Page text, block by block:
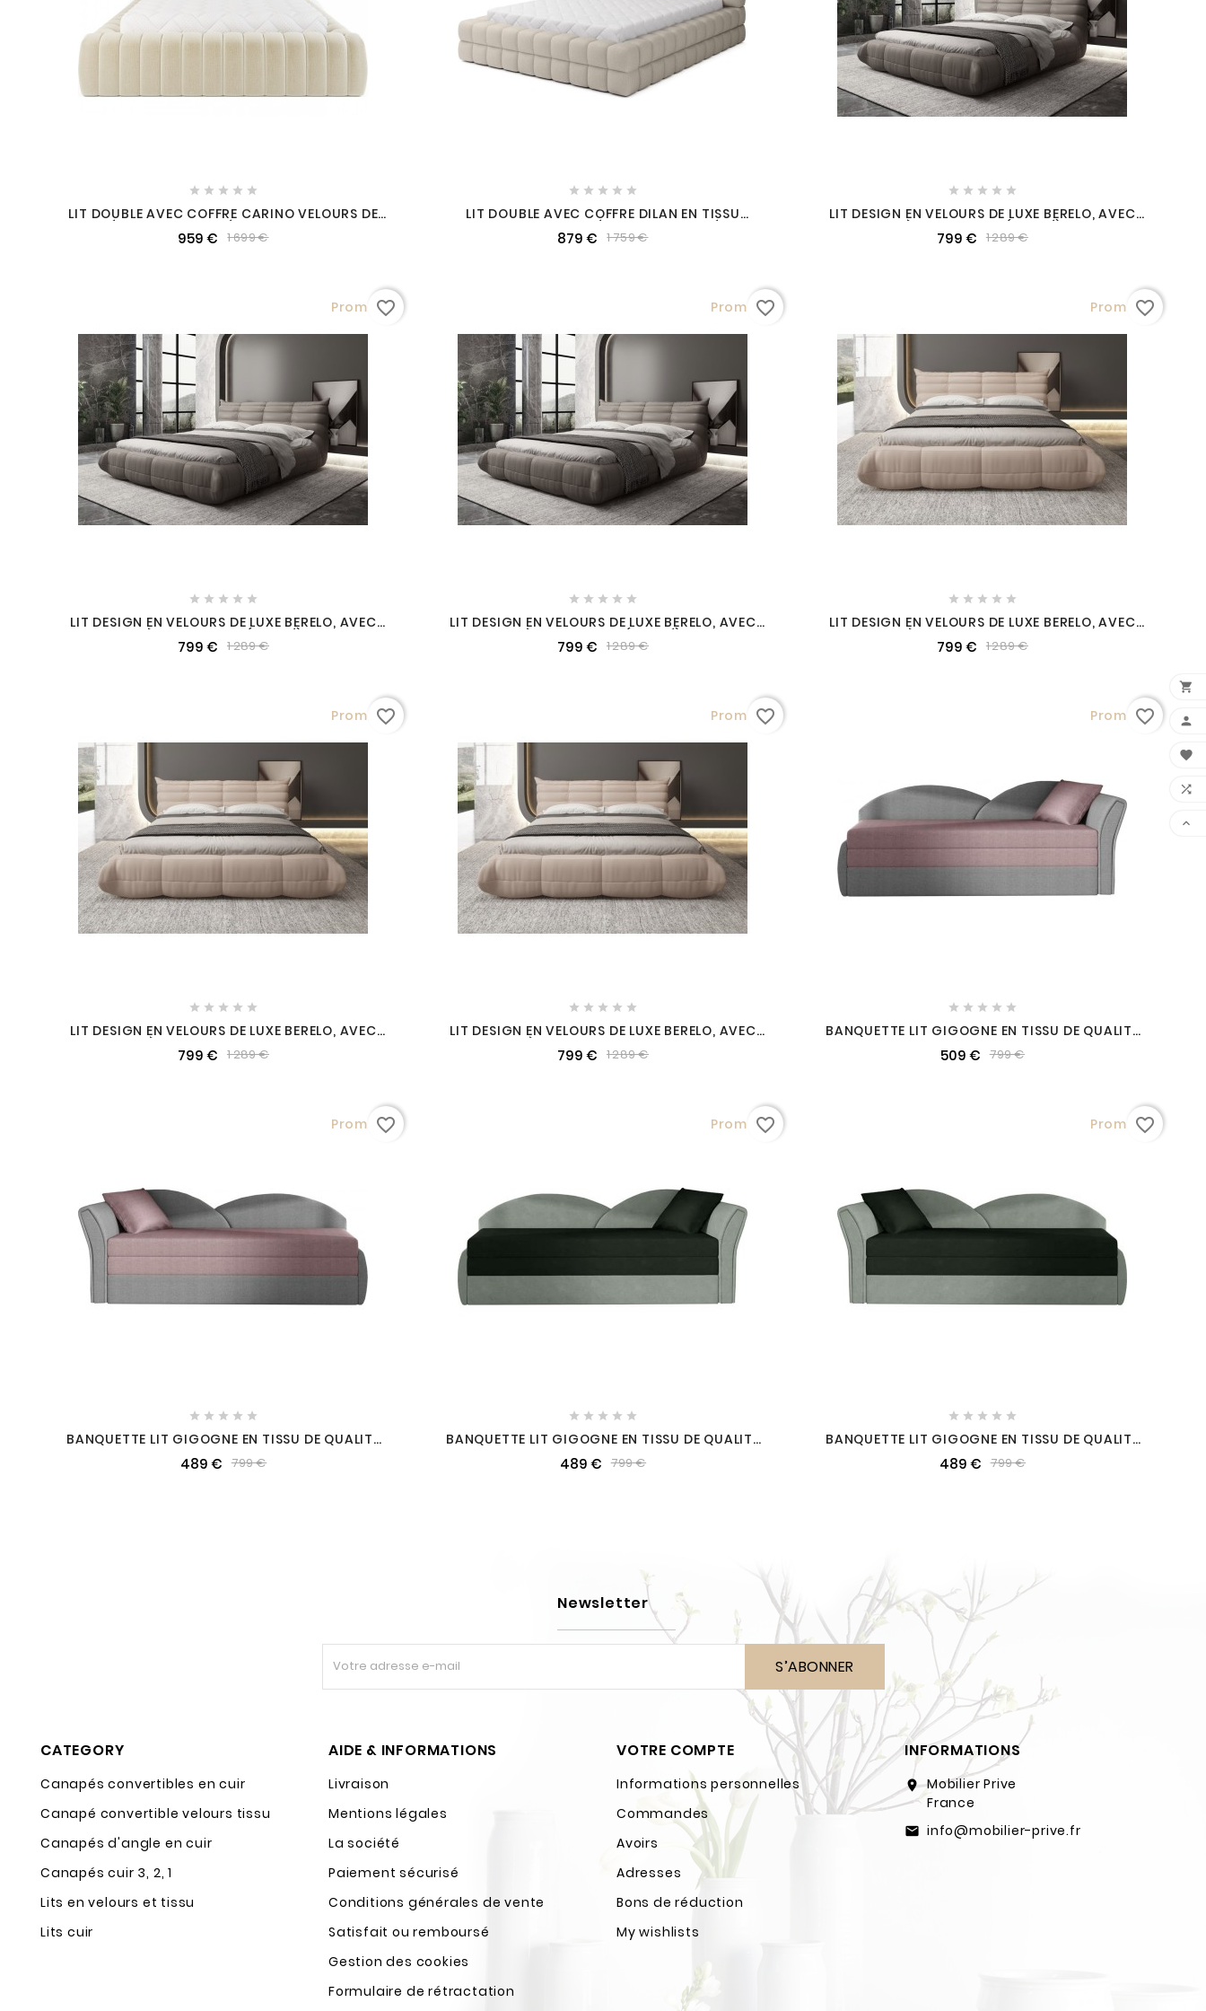
    
LIT DOUBLE AVEC COFFRE CARINO VELOURS DE
QUALITÉ LUXE CAPITONNÉ, BEIGE CLAIR, 140X200
959 € 1 699 €
    
LIT DOUBLE AVEC COFFRE DILAN EN TISSU
BOUCLETTES DE QUALITÉ LUXE CAPITONNÉ, BEIGE,
180X200
879 € 1 759 €
    
LIT DESIGN EN VELOURS DE LUXE BERELO, AVEC
SOMMIER À LATTES GRIS (FONCÉ), 180X200
799 € 1 289 €
Promo !
    
LIT DESIGN EN VELOURS DE LUXE BERELO, AVEC
SOMMIER À LATTES GRIS (FONCÉ), 160X200
799 € 1 289 €
favorite_border Promo !
    
LIT DESIGN EN VELOURS DE LUXE BERELO, AVEC
SOMMIER À LATTES GRIS (FONCÉ), 140X200
799 € 1 289 €
favorite_border Promo !
    
LIT DESIGN EN VELOURS DE LUXE BERELO, AVEC
SOMMIER À LATTES CHAMPAGNE, 180X200
799 € 1 289 €
favorite_border
Promo !
    
LIT DESIGN EN VELOURS DE LUXE BERELO, AVEC
SOMMIER À LATTES CHAMPAGNE, 160X200
799 € 1 289 €
favorite_border Promo !
    
LIT DESIGN EN VELOURS DE LUXE BERELO, AVEC
SOMMIER À LATTES CHAMPAGNE, 140X200
799 € 1 289 €
favorite_border Promo !
    
BANQUETTE LIT GIGOGNE EN TISSU DE QUALITÉ
509 € 799 €
favorite_border
Promo !
    
BANQUETTE LIT GIGOGNE EN TISSU DE QUALITÉ
PLACES
489 € 799 €
favorite_border Promo !
    
BANQUETTE LIT GIGOGNE EN TISSU DE QUALITÉ
AGATA, 3 PLACES
489 € 799 €
favorite_border Promo !
    
BANQUETTE LIT GIGOGNE EN TISSU DE QUALITÉ
AGATA, 3 PLACES
489 € 799 €
favorite_border
Newsletter
S’ABONNER
CATEGORY
Canapés convertibles en cuir
Canapé convertible velours tissu
Canapés d'angle en cuir
Canapés cuir 3, 2, 1
Lits en velours et tissu
Lits cuir
AIDE & INFORMATIONS
Livraison
Mentions légales
La société
Paiement sécurisé
Conditions générales de vente
Satisfait ou remboursé
Gestion des cookies
Formulaire de rétractation
VOTRE COMPTE
Informations personnelles
Commandes
Avoirs
Adresses
Bons de réduction
My wishlists
INFORMATIONS
location_on Mobilier Prive
France
email info@mobilier-prive.fr




